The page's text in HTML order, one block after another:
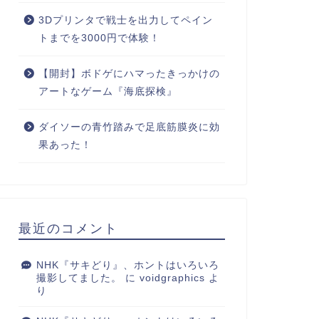
3Dプリンタで戦士を出力してペイン
トまでを3000円で体験！
【開封】ボドゲにハマったきっかけの
アートなゲーム『海底探検』
ダイソーの青竹踏みで足底筋膜炎に効
果あった！
最近のコメント
NHK『サキどり』、ホントはいろいろ
撮影してました。
に voidgraphics よ
り